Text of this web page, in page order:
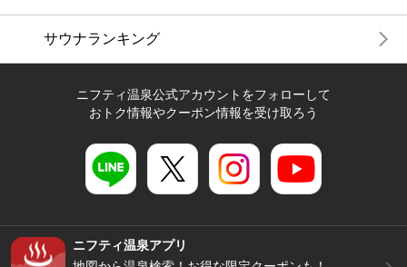
サウナランキング
ニフティ温泉公式アカウントをフォローして
おトク情報やクーポン情報を受け取ろう
ニフティ温泉アプリ